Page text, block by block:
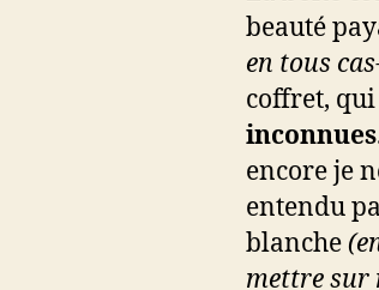
beauté
en tous
coffret,
inconnues
encore je
entendu
blanche
mettre sur